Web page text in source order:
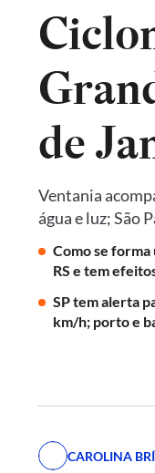
de
Ventania
água e luz; São
Como se
RS e tem
SP tem alerta
km/h; porto e
CAROLINA